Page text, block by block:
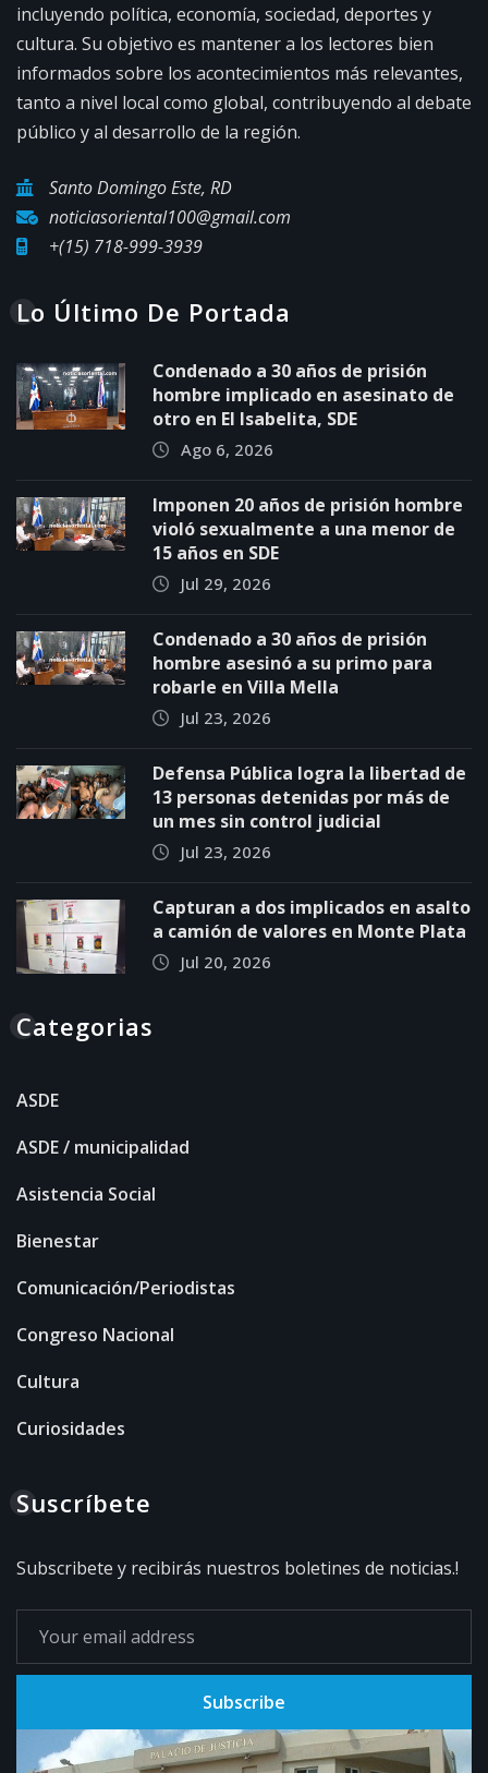
incluyendo política, economía, sociedad, deportes y
cultura. Su objetivo es mantener a los lectores bien
informados sobre los acontecimientos más relevantes,
tanto a nivel local como global, contribuyendo al debate
público y al desarrollo de la región.
Santo Domingo Este, RD
noticiasoriental100@gmail.com
+(15) 718-999-3939
Lo Último De Portada
Condenado a 30 años de prisión
hombre implicado en asesinato de
otro en El Isabelita, SDE
Ago 6, 2026
Imponen 20 años de prisión hombre
violó sexualmente a una menor de
15 años en SDE
Jul 29, 2026
Condenado a 30 años de prisión
hombre asesinó a su primo para
robarle en Villa Mella
Jul 23, 2026
Defensa Pública logra la libertad de
13 personas detenidas por más de
un mes sin control judicial
Jul 23, 2026
Capturan a dos implicados en asalto
a camión de valores en Monte Plata
Jul 20, 2026
Categorias
ASDE
ASDE / municipalidad
Asistencia Social
Bienestar
Comunicación/Periodistas
Congreso Nacional
Cultura
Curiosidades
Suscríbete
Subscribete y recibirás nuestros boletines de noticias.!
Subscribe